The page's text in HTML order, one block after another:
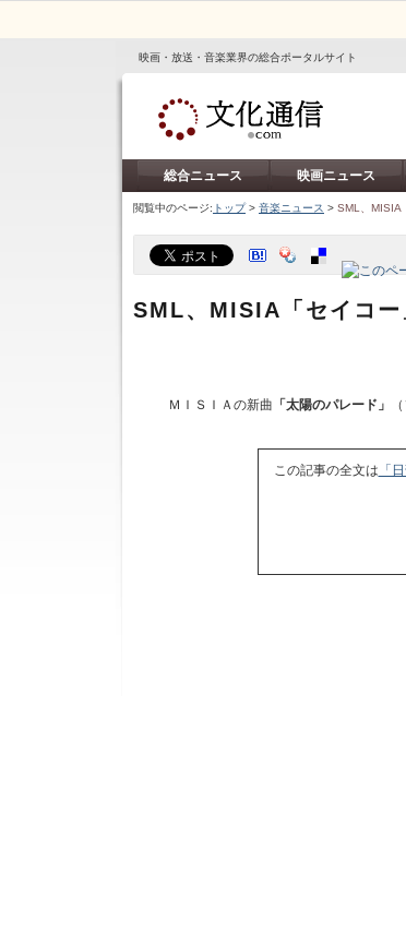
映画・放送・音楽業界の総合ポータルサイト
総合ニュース 映画ニュース
閲覧中のページ: トップ> 音楽ニュース > SML、MISIA
SML、MISIA「セイコー
ＭＩＳＩＡの新曲 「太陽のパレード」
この記事の全文は 「